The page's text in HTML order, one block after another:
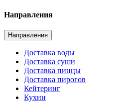
Направления
Направления
Доставка воды
Доставка суши
Доставка пиццы
Доставка пирогов
Кейтеринг
Кухни